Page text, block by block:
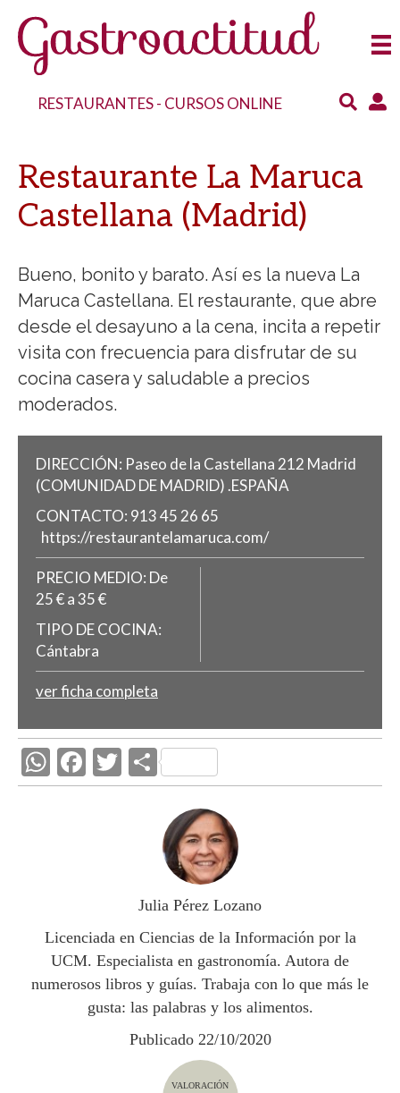
RESTAURANTES- CURSOS ONLINE
Restaurante La Maruca
Castellana (Madrid)
Bueno, bonito y barato. Así es la nueva La
Maruca Castellana. El restaurante, que abre
desde el desayuno a la cena, incita a repetir
visita con frecuencia para disfrutar de su
cocina casera y saludable a precios
moderados.
DIRECCIÓN: Paseo de la Castellana 212 Madrid
(COMUNIDAD DE MADRID) .ESPAÑA
CONTACTO: 913 45 26 65
https://restaurantelamaruca.com/
PRECIO MEDIO: De
25 € a 35 €
TIPO DE COCINA:
Cántabra
ver ficha completa
W
h
p
F
ac
k
T
w
C
o
m
p
ar
ti
r
Julia Pérez Lozano
Licenciada en Ciencias de la Información por la
UCM. Especialista en gastronomía. Autora de
numerosos libros y guías. Trabaja con lo que más le
gusta: las palabras y los alimentos.
Publicado 22/10/2020
VALORACIÓN